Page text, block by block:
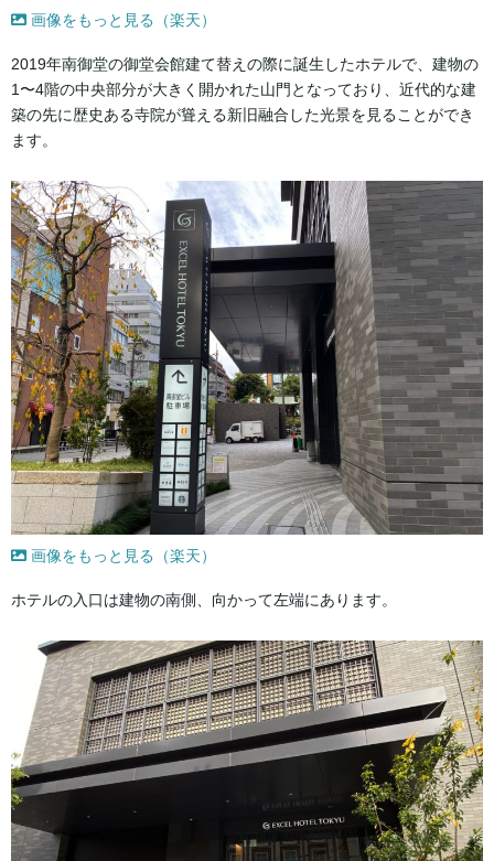
画像をもっと見る（楽天）
2019年南御堂の御堂会館建て替えの際に誕生したホテルで、建物の
1〜4階の中央部分が大きく開かれた山門となっており、近代的な建
築の先に歴史ある寺院が聳える新旧融合した光景を見ることができ
ます。
画像をもっと見る（楽天）
ホテルの入口は建物の南側、向かって左端にあります。